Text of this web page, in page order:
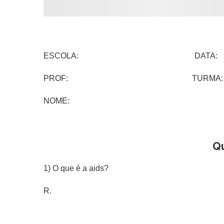
ESCOLA: DATA:
PROF: TURMA:
NOME:
1) O que é a aids?
R.